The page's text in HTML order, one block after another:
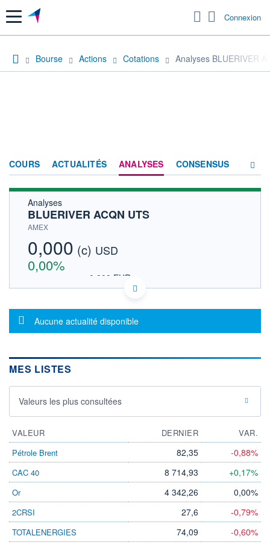
Menu Connexion
Bourse Actions Cotations Analyses BLUERIVER
COURS ACTUALITÉS ANALYSES CONSENSUS
Analyses
BLUERIVER ACQN UTS
AMEX
0,000 (c) USD
0,00%
0,000 EUR
KYG1261Q1230 KYG1261Q1230
DONNÉES TEMPS DIFFÉRÉ
Politique d'exécution
Cotation sur les autres places
0,000
0,000 0,000
VOLUME
0 0,00%
VALORISATION
LIMITE À LA
BAISSE
0,000
LIMITE À LA
0,000
- -
DERNIER
ÉCHANGE
-
Message d'information
Aucune actualité disponible
MES LISTES
Valeurs les plus consultées
VALEUR DERNIER
VAR.
Pétrole Brent
82,35 -0,88%
CAC 40 8 714,93 +0,17%
Or 4 342,26 0,00%
2CRSI 27,6 -0,79%
TOTALENERGIES 74,09 -0,60%